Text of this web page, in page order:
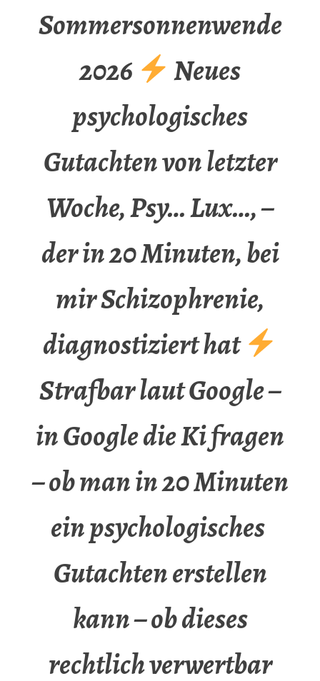
Sommersonnenwende
2026
Neues
psychologisches
Gutachten von letzter
Woche, Psy… Lux…, –
der in 20 Minuten, bei
mir Schizophrenie,
diagnostiziert hat
Strafbar laut Google –
in Google die Ki fragen
– ob man in 20 Minuten
ein psychologisches
Gutachten erstellen
kann – ob dieses
rechtlich verwertbar